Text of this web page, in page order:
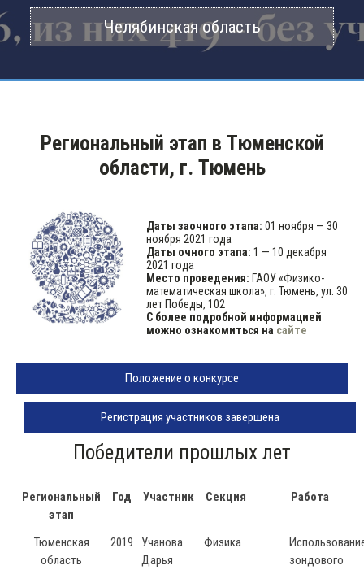
Челябинская область
Региональный этап в Тюменской
области, г. Тюмень
Даты заочного этапа: 01 ноября — 30
ноября 2021 года
Даты очного этапа: 1 — 10 декабря
2021 года
Место проведения: ГАОУ «Физико-
математическая школа», г. Тюмень, ул. 30
лет Победы, 102
С более подробной информацией
можно ознакомиться на сайте
Положение о конкурсе
Регистрация участников завершена
Победители прошлых лет
Региональный
этап
Год Участник Секция Работа
Тюменская
область
2019
Учанова
Дарья
Физика
зондового